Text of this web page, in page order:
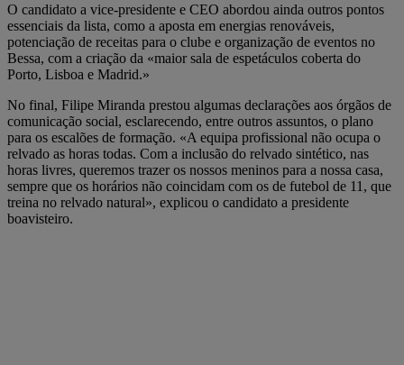
O candidato a vice-presidente e CEO abordou ainda outros pontos
essenciais da lista, como a aposta em energias renováveis,
potenciação de receitas para o clube e organização de eventos no
Bessa, com a criação da «maior sala de espetáculos coberta do
Porto, Lisboa e Madrid.»
No final, Filipe Miranda prestou algumas declarações aos órgãos de
comunicação social, esclarecendo, entre outros assuntos, o plano
para os escalões de formação. «A equipa profissional não ocupa o
relvado as horas todas. Com a inclusão do relvado sintético, nas
horas livres, queremos trazer os nossos meninos para a nossa casa,
sempre que os horários não coincidam com os de futebol de 11, que
treina no relvado natural», explicou o candidato a presidente
boavisteiro.